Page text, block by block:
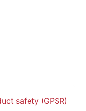
safety (GPSR)